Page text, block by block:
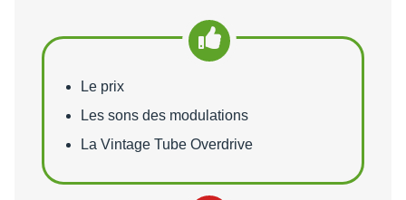
Points forts
Le prix
Les sons des modulations
La Vintage Tube Overdrive